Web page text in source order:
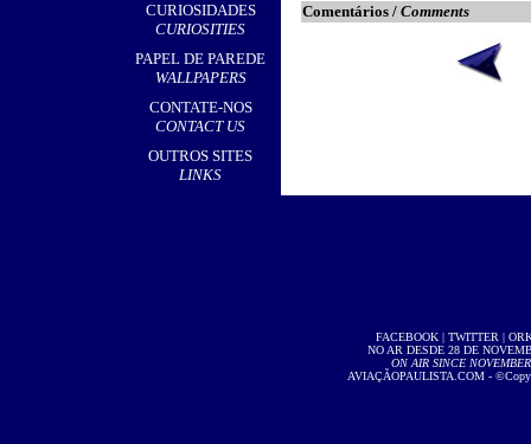
CURIOSIDADES
CURIOSITIES
PAPEL DE PAREDE
WALLPAPERS
CONTATE-NOS
CONTACT US
OUTROS SITES
LINKS
Comentários / Comments
FACEBOOK| TWITTER |
NO AR DESDE 28 DE
ON AIR SINCE
AVIAÇÃOPAULISTA.COM -